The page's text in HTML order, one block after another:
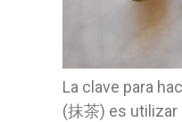
La clave para
(抹茶) es